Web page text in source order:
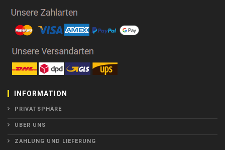
INFORMATION
PRIVATSPHÄRE
ÜBER UNS
ZAHLUNG UND LIEFERUNG